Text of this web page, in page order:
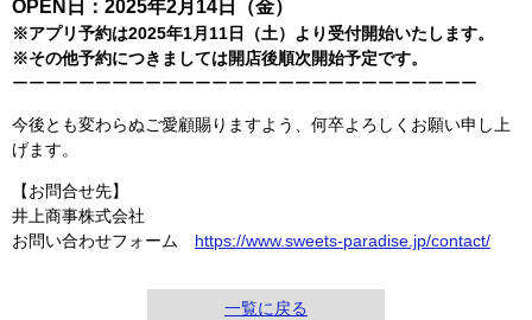
OPEN日：2025年2月14日（金）
※アプリ予約は2025年1月11日（土）より受付開始いたします。
※その他予約につきましては開店後順次開始予定です。
ーーーーーーーーーーーーーーーーーーーーーーーーーーーー
今後とも変わらぬご愛顧賜りますよう、何卒よろしくお願い申し上
げます。
【お問合せ先】
井上商事株式会社
お問い合わせフォーム https://www.sweets-paradise.jp/contact/
一覧に戻る